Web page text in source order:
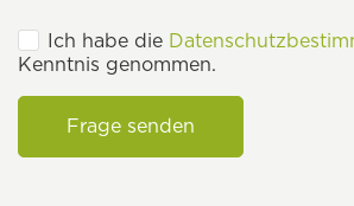
Ich habe die
Kenntnis genommen.
Frage senden